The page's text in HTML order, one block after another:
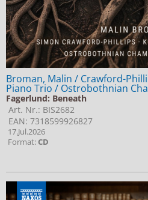
Broman, Malin / Crawford-
Piano Trio / Ostrobothnian
Fagerlund: Beneath
Art. Nr.: BIS2682
EAN: 7318599926827
17.Jul.2026
Format:CD